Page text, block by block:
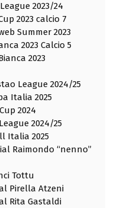
2023/24
2023 calcio 7
Summer 2023
2023 Calcio 5
2023
League 2024/25
Italia 2025
2024
2024/25
Italia 2025
Raimondo “nenno”
Tottu
Pirella Atzeni
Rita Gastaldi